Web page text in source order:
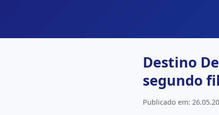
Destino
segundo
Publicado em: